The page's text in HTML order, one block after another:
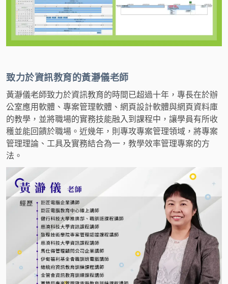
致力於資訊教育的黃瀞儀老師
黃瀞儀老師致力於資訊教育的時間已超過十年，專長在於辦
公室應用軟體、專案管理軟體、網頁設計軟體與網頁資料庫
的教學，並將職場的實務技能融入到課程中，讓學員有所收
穫並能回饋於職場。近幾年，則專攻專案管理領域，將專案
管理理論、工具及實務結合為一，教學效率管理專案的方
法。